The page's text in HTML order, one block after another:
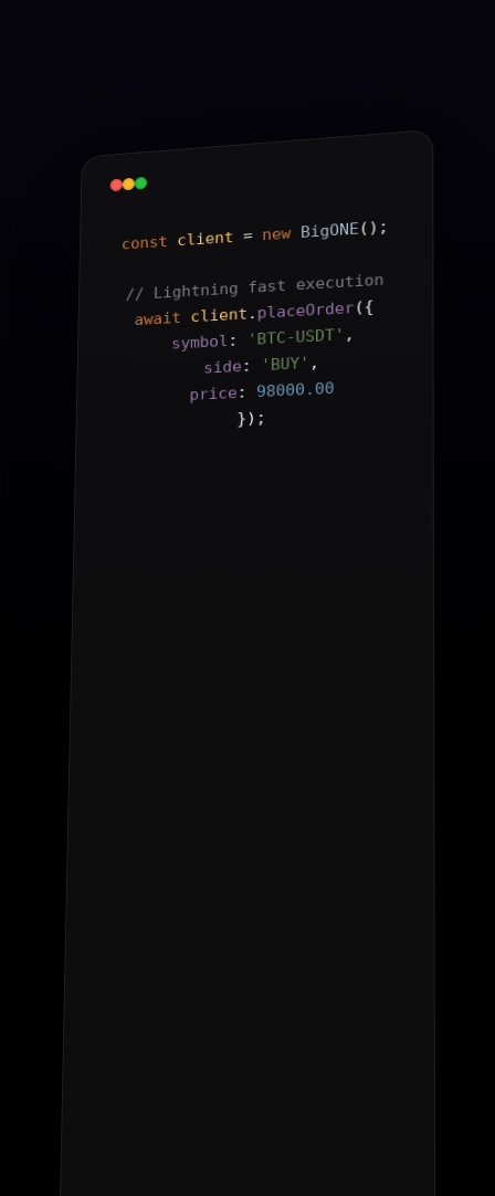
const client = new BigONE();
// Lightning fast execution
await client .placeOrder({
symbol: 'BTC-USDT' ,
side: 'BUY' ,
price: 98000.00
});